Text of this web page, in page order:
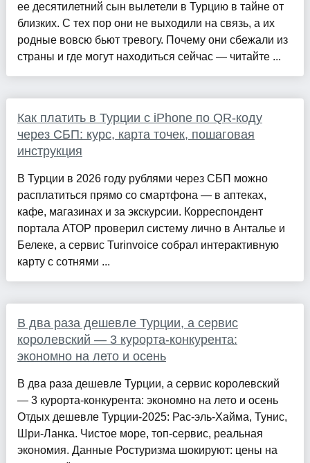
ее десятилетний сын вылетели в Турцию в тайне от
близких. С тех пор они не выходили на связь, а их
родные вовсю бьют тревогу. Почему они сбежали из
страны и где могут находиться сейчас — читайте ...
Как платить в Турции с iPhone по QR-коду
через СБП: курс, карта точек, пошаговая
инструкция
В Турции в 2026 году рублями через СБП можно
расплатиться прямо со смартфона — в аптеках,
кафе, магазинах и за экскурсии. Корреспондент
портала АТОР проверил систему лично в Анталье и
Белеке, а сервис Turinvoice собрал интерактивную
карту с сотнями ...
В два раза дешевле Турции, а сервис
королевский — 3 курорта-конкурента:
экономно на лето и осень
В два раза дешевле Турции, а сервис королевский
— 3 курорта-конкурента: экономно на лето и осень
Отдых дешевле Турции-2025: Рас-эль-Хайма, Тунис,
Шри-Ланка. Чистое море, топ-сервис, реальная
экономия. Данные Ростуризма шокируют: цены на